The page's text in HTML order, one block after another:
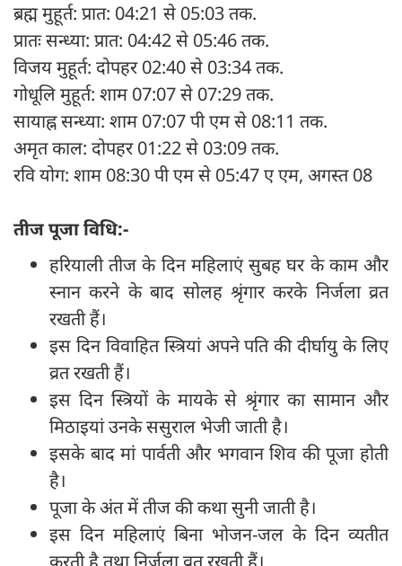
ब्रह्म मुहूर्त: प्रात: 04:21 से 05:03 तक.
प्रातः सन्ध्या: प्रात: 04:42 से 05:46 तक.
विजय मुहूर्त: दोपहर 02:40 से 03:34 तक.
गोधूलि मुहूर्त: शाम 07:07 से 07:29 तक.
सायाह्न सन्ध्या: शाम 07:07 पी एम से 08:11 तक.
अमृत काल: दोपहर 01:22 से 03:09 तक.
रवि योग: शाम 08:30 पी एम से 05:47 ए एम, अगस्त 08
तीज पूजा विधि:-
हरियाली तीज के दिन महिलाएं सुबह घर के काम और
स्नान करने के बाद सोलह श्रृंगार करके निर्जला व्रत
रखती हैं।
इस दिन विवाहित स्त्रियां अपने पति की दीर्घायु के लिए
व्रत रखती हैं।
इस दिन स्त्रियों के मायके से श्रृंगार का सामान और
मिठाइयां उनके ससुराल भेजी जाती है।
इसके बाद मां पार्वती और भगवान शिव की पूजा होती
है।
पूजा के अंत में तीज की कथा सुनी जाती है।
इस दिन महिलाएं बिना भोजन-जल के दिन व्यतीत